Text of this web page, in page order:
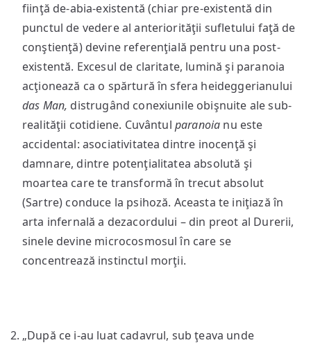
fiinţă de-abia-existentă (chiar pre-existentă din
punctul de vedere al anteriorităţii sufletului faţă de
conştienţă) devine referenţială pentru una post-
existentă. Excesul de claritate, lumină şi paranoia
acţionează ca o spărtură în sfera heideggerianului
das Man, distrugând conexiunile obişnuite ale sub-
realităţii cotidiene. Cuvântul paranoia nu este
accidental: asociativitatea dintre inocenţă şi
damnare, dintre potenţialitatea absolută şi
moartea care te transformă în trecut absolut
(Sartre) conduce la psihoză. Aceasta te iniţiază în
arta infernală a dezacordului – din preot al Durerii,
sinele devine microcosmosul în care se
concentrează instinctul morţii.
„După ce i-au luat cadavrul, sub ţeava unde